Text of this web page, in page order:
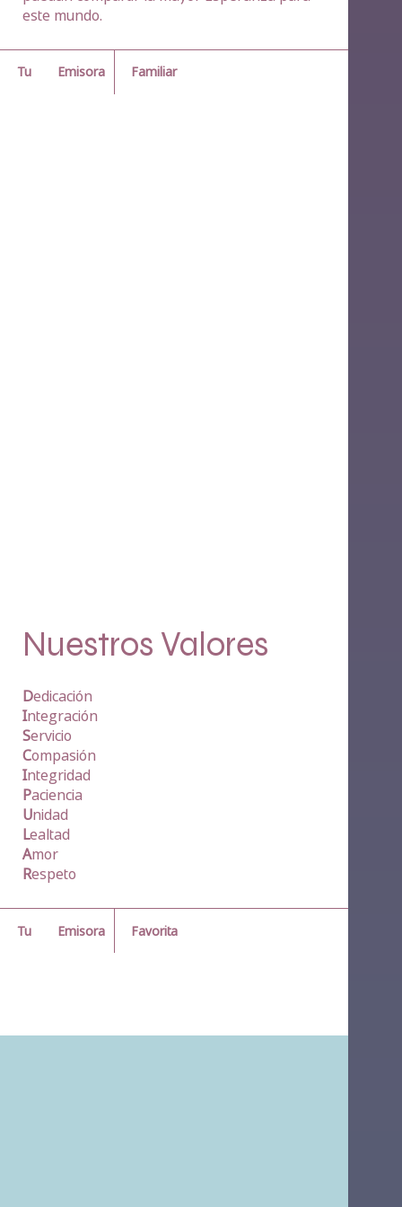
este mundo.
Tu Emisora Familiar
Nuestros Valores
Dedicación
Integración
Servicio
Compasión
Integridad
Paciencia
Unidad
Lealtad
Amor
Respeto
Tu Emisora Favorita